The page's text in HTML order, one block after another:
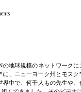
地球規模のネットワーク
、ニューヨーク州とモス
中で、何千人もの先生や